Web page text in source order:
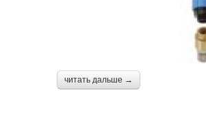
читать дальше →